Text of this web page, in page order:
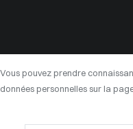
Vous pouvez prendre
données personnelles sur la